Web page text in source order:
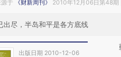
源于 《财新周刊》 2010年12月06日第48期
出尽，半岛和平是各方底线
出版日期 2010-12-06
请
朝